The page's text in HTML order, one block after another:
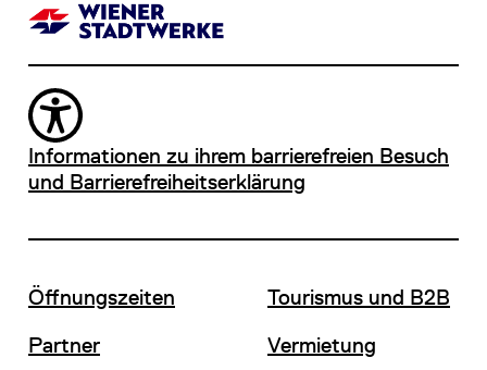
Informationen zu ihrem barrierefreien Besuch
und Barrierefreiheitserklärung
Öffnungszeiten
Partner
Tourismus und B2B
Vermietung